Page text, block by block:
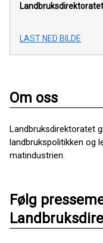
Landbruksdirektoratet
LAST NED BILDE
Om oss
Landbruksdirektoratet
landbrukspolitikken og
matindustrien.
Følg